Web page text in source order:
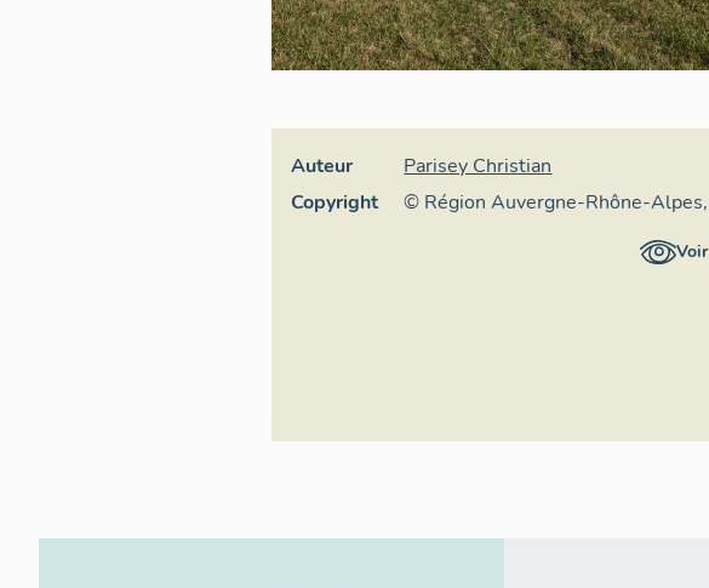
Auteur
Parisey Christian
Copyright
© Région Auvergne-Rhône-Alpes,
Inventaire général du patrimoine